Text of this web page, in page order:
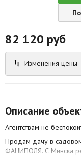
Способы оплаты
82 120 руб
Изменения цены
Описание
Агентствам не
Продам дачу в
ФАНИПОЛЯ. С Минска